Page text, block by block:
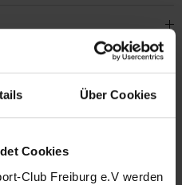
Über Cookies
Cookies
Club Freiburg e.V werden